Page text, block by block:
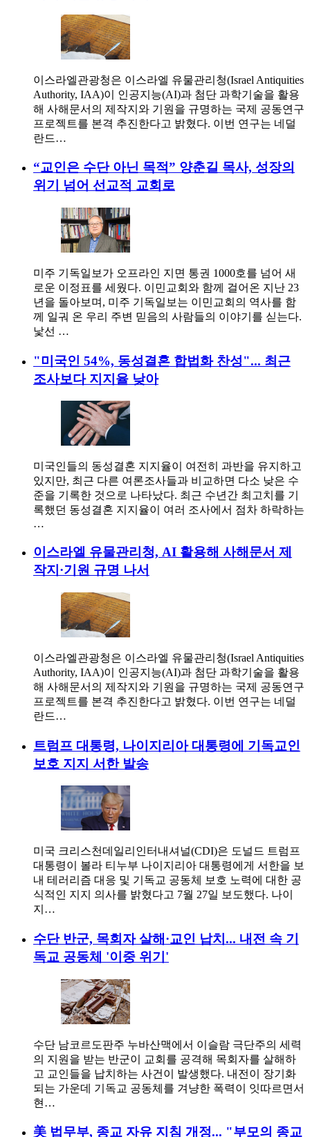
이스라엘관광청은 이스라엘 유물관리청(Israel Antiquities
Authority, IAA)이 인공지능(AI)과 첨단 과학기술을 활용
해 사해문서의 제작지와 기원을 규명하는 국제 공동연구
프로젝트를 본격 추진한다고 밝혔다. 이번 연구는 네덜
란드…
“교인은 수단 아닌 목적” 양춘길 목사, 성장의
위기 넘어 선교적 교회로
미주 기독일보가 오프라인 지면 통권 1000호를 넘어 새
로운 이정표를 세웠다. 이민교회와 함께 걸어온 지난 23
년을 돌아보며, 미주 기독일보는 이민교회의 역사를 함
께 일궈 온 우리 주변 믿음의 사람들의 이야기를 싣는다.
낯선 …
"미국인 54%, 동성결혼 합법화 찬성"... 최근
조사보다 지지율 낮아
미국인들의 동성결혼 지지율이 여전히 과반을 유지하고
있지만, 최근 다른 여론조사들과 비교하면 다소 낮은 수
준을 기록한 것으로 나타났다. 최근 수년간 최고치를 기
록했던 동성결혼 지지율이 여러 조사에서 점차 하락하는
…
이스라엘 유물관리청, AI 활용해 사해문서 제
작지·기원 규명 나서
이스라엘관광청은 이스라엘 유물관리청(Israel Antiquities
Authority, IAA)이 인공지능(AI)과 첨단 과학기술을 활용
해 사해문서의 제작지와 기원을 규명하는 국제 공동연구
프로젝트를 본격 추진한다고 밝혔다. 이번 연구는 네덜
란드…
트럼프 대통령, 나이지리아 대통령에 기독교인
보호 지지 서한 발송
미국 크리스천데일리인터내셔널(CDI)은 도널드 트럼프
대통령이 볼라 티누부 나이지리아 대통령에게 서한을 보
내 테러리즘 대응 및 기독교 공동체 보호 노력에 대한 공
식적인 지지 의사를 밝혔다고 7월 27일 보도했다. 나이
지…
수단 반군, 목회자 살해·교인 납치... 내전 속 기
독교 공동체 '이중 위기'
수단 남코르도판주 누바산맥에서 이슬람 극단주의 세력
의 지원을 받는 반군이 교회를 공격해 목회자를 살해하
고 교인들을 납치하는 사건이 발생했다. 내전이 장기화
되는 가운데 기독교 공동체를 겨냥한 폭력이 잇따르면서
현…
美 법무부, 종교 자유 지침 개정... "부모의 종교